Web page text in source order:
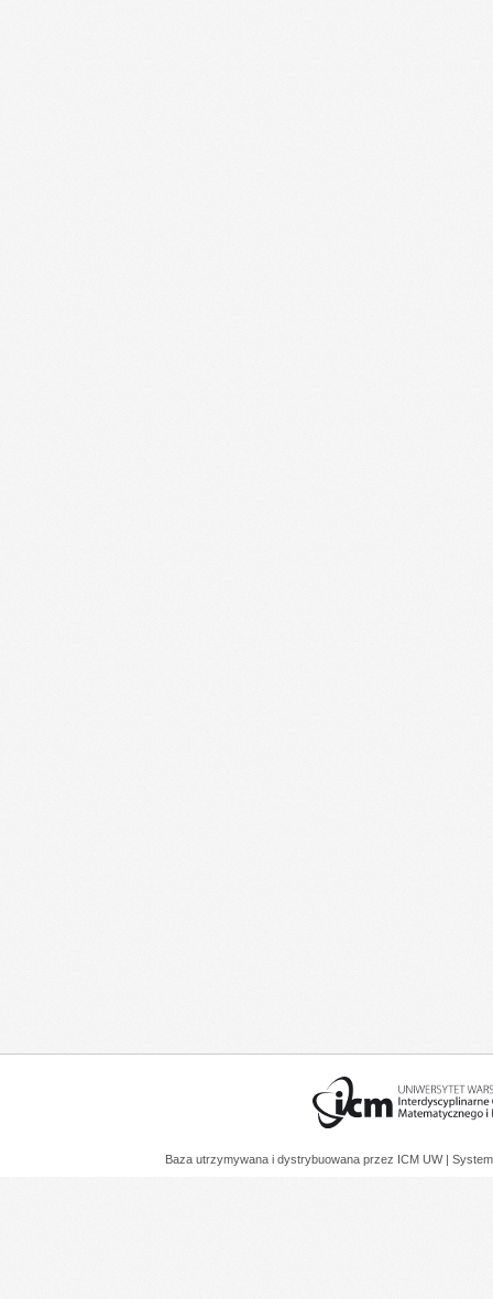
Baza utrzymywana i dystrybuowana przez ICM UW |